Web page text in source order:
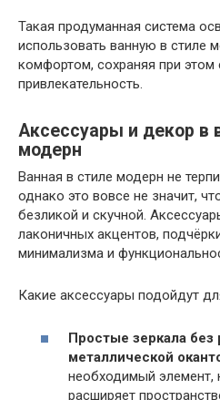
Такая продуманная система
использовать ванную в стиле
комфортом, сохраняя при этом
привлекательность.
Аксессуары и декор в
модерн
Ванная в стиле модерн не
однако это вовсе не значит,
безликой и скучной.
лаконичных акцентов,
минимализма и
Какие аксессуары подойдут
Простые зеркала без
металлической
необходимый элемент,
расширяет